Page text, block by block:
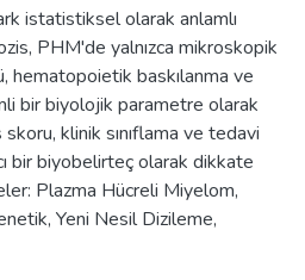
istatistiksel olarak anlamlı
PHM'de yalnızca mikroskopik
hematopoietik baskılanma ve
bir biyolojik parametre olarak
klinik sınıflama ve tedavi
bir biyobelirteç olarak dikkate
Plazma Hücreli Miyelom,
Yeni Nesil Dizileme,